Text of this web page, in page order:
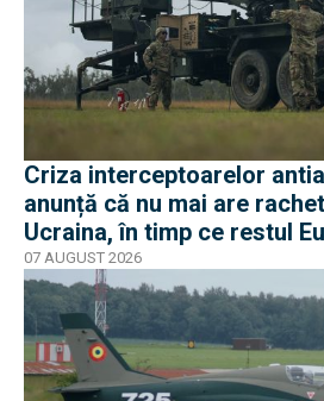
Criza interceptoarelor
anunță că nu mai are
Ucraina, în timp ce restul
07 AUGUST 2026